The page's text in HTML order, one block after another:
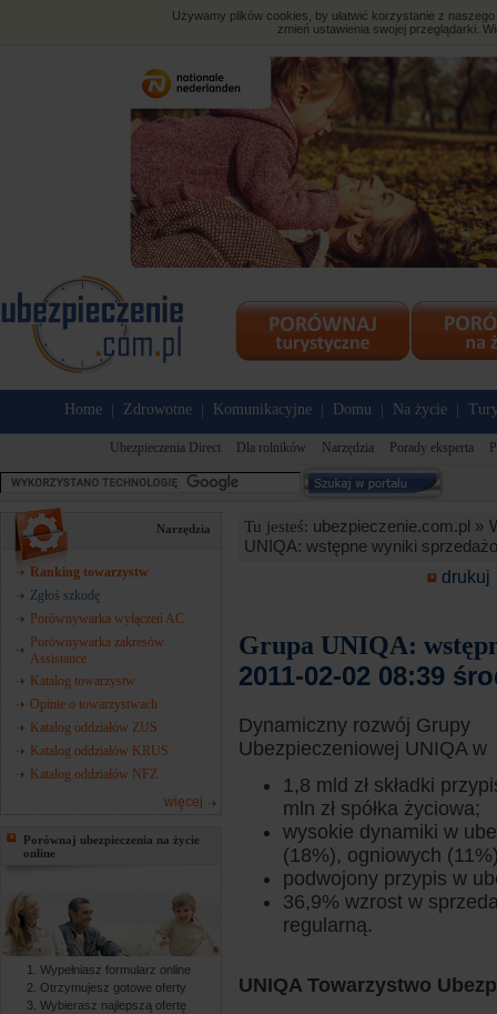
Używamy plików cookies, by ułatwić korzystanie z
zmień ustawienia swojej przeglądarki.
Home Zdrowotne Komunikacyjne Domu Na życie
Ubezpieczenia Direct Dla rolników Narzędzia Porady eksperta
Narzędzia
Ranking towarzystw
Zgłoś szkodę
Porównywarka wyłączeń AC
Porównywarka zakresów
Assistance
Katalog towarzystw
Opinie o towarzystwach
Katalog oddziałów ZUS
Katalog oddziałów KRUS
Katalog oddziałów NFZ
więcej
Porównaj ubezpieczenia na życie
online
Wypełniasz formularz online
Otrzymujesz gotowe oferty
Wybierasz najlepszą ofertę
Tu jesteś: ubezpieczenie.com.pl »
UNIQA: wstępne wyniki
drukuj
Grupa UNIQA:
2011-02-02 08:39
Dynamiczny rozwój Grupy
Ubezpieczeniowej UNIQA
1,8 mld zł składki
mln zł spółka życiowa;
wysokie dynamiki w
(18%), ogniowych
podwojony przypis w
36,9% wzrost w
regularną.
UNIQA Towarzystwo